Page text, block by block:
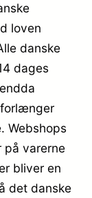
loven
danske
dages
Webshops
på varerne
bliver en
det danske